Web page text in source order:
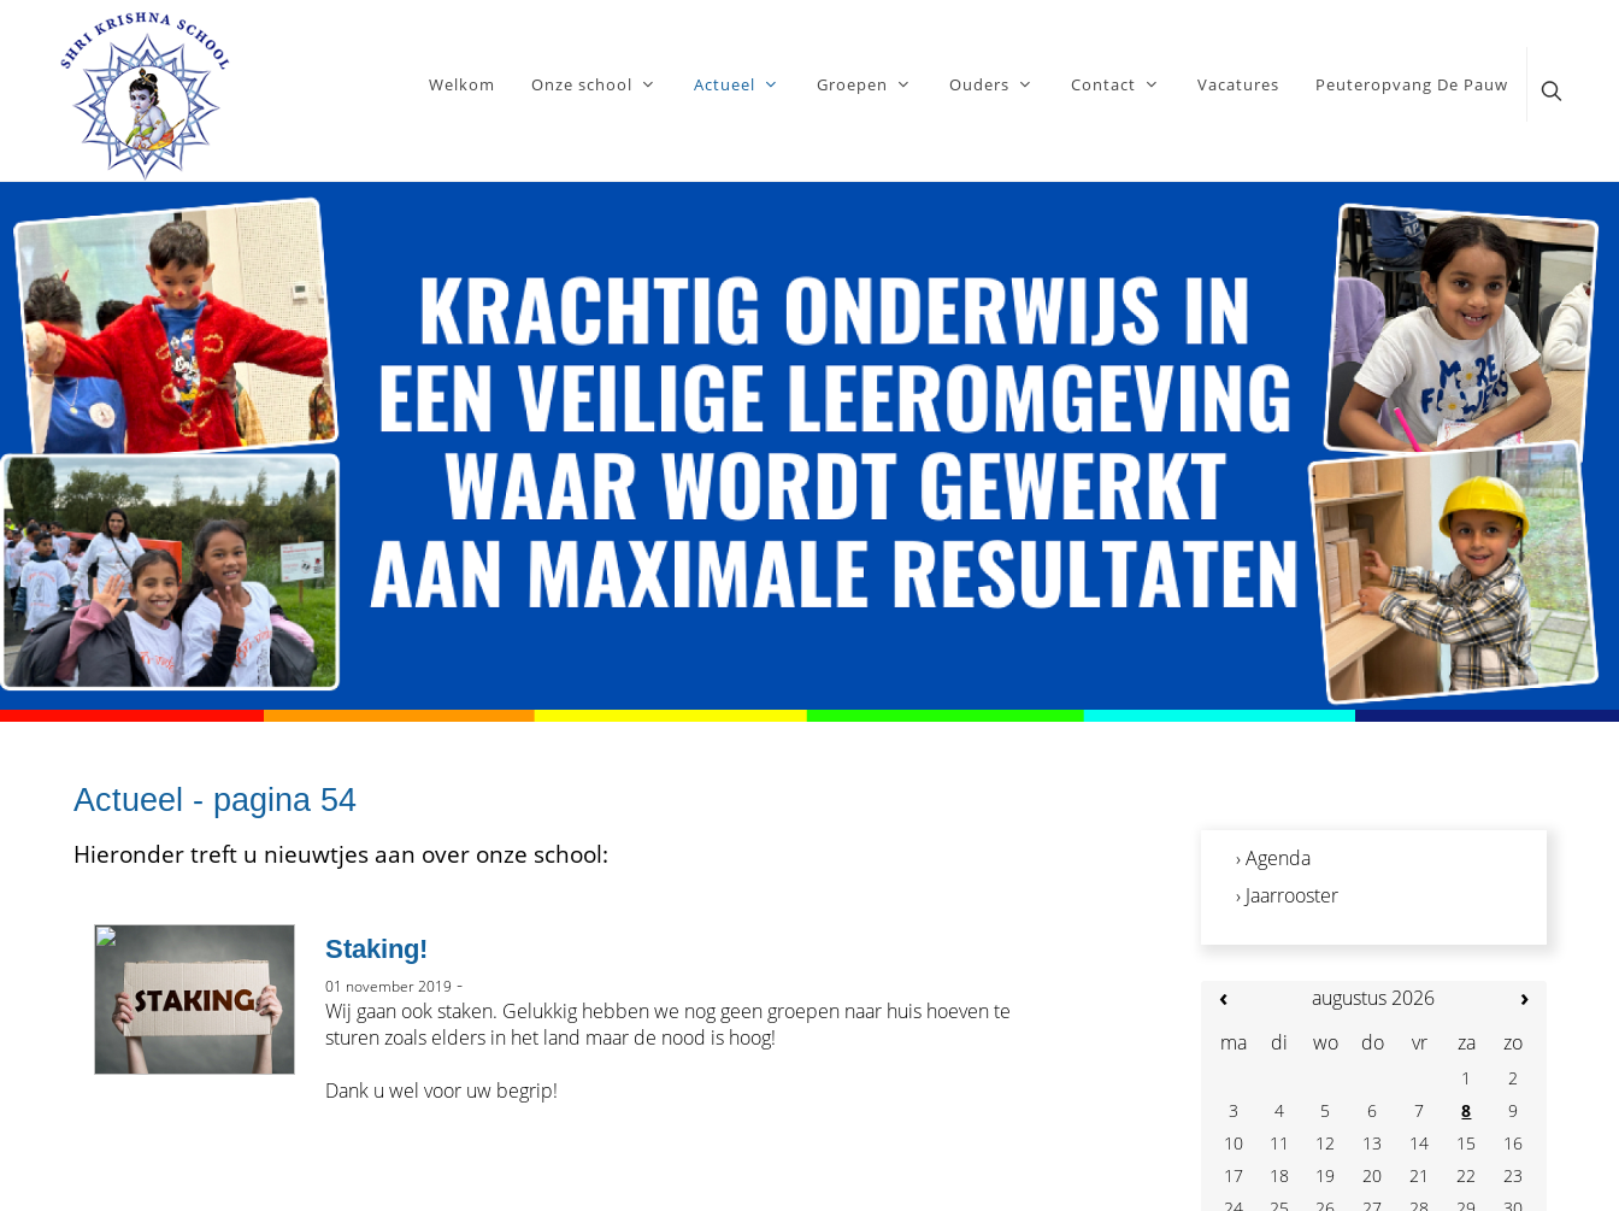
Welkom Onze school Actueel Groepen Ouders Contact Vacatures Peuteropvang De Pauw
Actueel - pagina 54
Hieronder treft u nieuwtjes aan over onze school:
Staking!
01 november 2019 -
Wij gaan ook staken. Gelukkig hebben we nog geen groepen naar huis hoeven te
sturen zoals elders in het land maar de nood is hoog!
Dank u wel voor uw begrip!
› Agenda
› Jaarrooster
‹ ›
augustus 2026
ma
di wo do vr za zo
1
2
3
4 5 6 7 8
9
10
11 12 13 14 15
16
17
18 19 20 21 22
23